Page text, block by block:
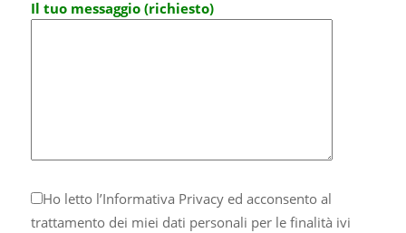
Il tuo messaggio (richiesto)
Ho letto l’Informativa Privacyed acconsento al
trattamento dei miei dati personali per le finalità ivi